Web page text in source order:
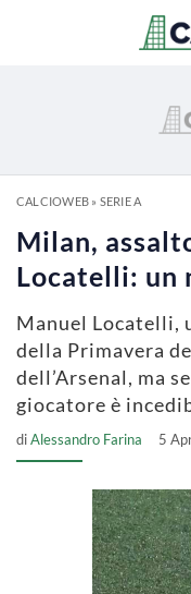
CALCIOWEB» SERIE A
Milan,
Locatelli: un
Manuel Locatelli,
della Primavera
dell’Arsenal, ma
giocatore è
diAlessandro Farina 5